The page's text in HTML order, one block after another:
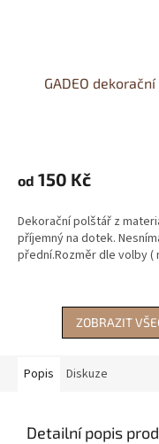
GADEO
od 150 Kč
Dekorační polštář z
příjemný na dotek.
přední.Rozměr dle volby (
ZOBRAZIT
Popis Diskuze
Detailní popis